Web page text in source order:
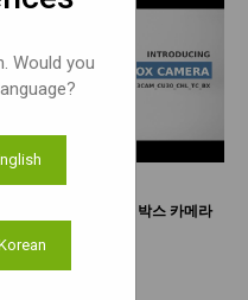
데모: USB 3.1 GEN 1 박스 카메라
상
Would you